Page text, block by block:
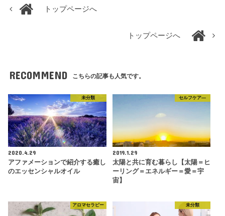
トップページへ
トップページへ
RECOMMEND こちらの記事も人気です。
未分類
2020.4.29
アファメーションで紹介する癒し
のエッセンシャルオイル
セルフケア―
2019.1.29
太陽と共に育む暮らし【太陽＝ヒ
ーリング＝エネルギー＝愛＝宇
宙】
アロマセラピー 未分類